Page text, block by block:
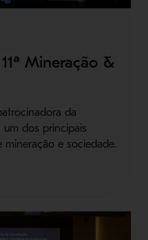
Mineração &
da
dos principais
e sociedade.